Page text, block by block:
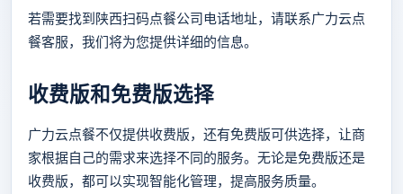
若需要找到陕西扫码点餐公司电话地址，请联系广力云点
餐客服，我们将为您提供详细的信息。
收费版和免费版选择
广力云点餐不仅提供收费版，还有免费版可供选择，让商
家根据自己的需求来选择不同的服务。无论是免费版还是
收费版，都可以实现智能化管理，提高服务质量。